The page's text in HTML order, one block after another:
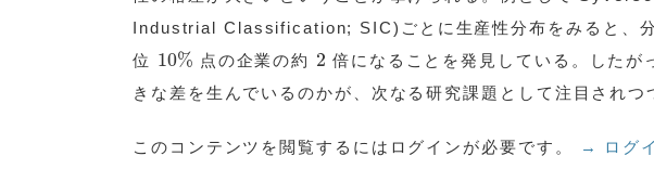
Industrial Classification; SIC)ごとに生産性分布をみると、
位 10%
10% 点の企業の約 2
2 倍になることを発見している。したが
きな差を生んでいるのかが、次なる研究課題として注目されつ
このコンテンツを閲覧するにはログインが必要です。
→ ログ